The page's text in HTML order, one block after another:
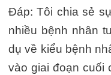
Đáp: Tôi chia sẻ
nhiều bệnh nhân
dụ về kiểu bệnh
vào giai đoạn cuối